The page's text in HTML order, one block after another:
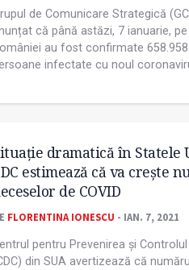
de Comunicare Strategică
că până astăzi, 7 ianuarie,
au fost confirmate
infectate cu noul
dramatică în Statele
estimează că va crește
de COVID
FLORENTINA IONESCU - IAN. 7, 2021
pentru Prevenirea și
din SUA avertizează că